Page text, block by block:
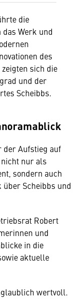
die
Werk und
des
sich die
und der
Scheibbs.
der Aufstieg auf
nur als
sondern auch
Scheibbs und
Robert
und
in die
aktuelle
wertvoll.